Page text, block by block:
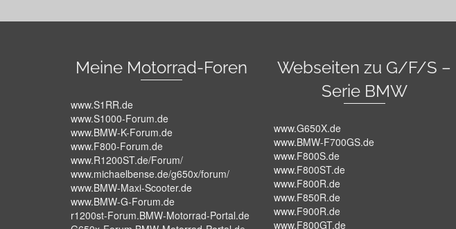
Meine Motorrad-Foren
www.S1RR.de
www.S1000-Forum.de
www.BMW-K-Forum.de
www.F800-Forum.de
www.R1200ST.de/Forum/
www.michaelbense.de/g650x/forum/
www.BMW-Maxi-Scooter.de
www.BMW-G-Forum.de
r1200st-Forum.BMW-Motorrad-Portal.de
Webseiten zu G/F/S –
Serie BMW
www.G650X.de
www.BMW-F700GS.de
www.F800S.de
www.F800ST.de
www.F800R.de
www.F850R.de
www.F900R.de
www.F800GT.de